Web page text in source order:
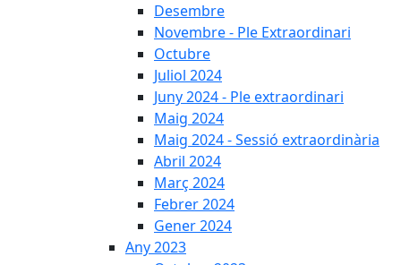
Desembre
Novembre - Ple Extraordinari
Octubre
Juliol 2024
Juny 2024 - Ple extraordinari
Maig 2024
Maig 2024 - Sessió extraordinària
Abril 2024
Març 2024
Febrer 2024
Gener 2024
Any 2023